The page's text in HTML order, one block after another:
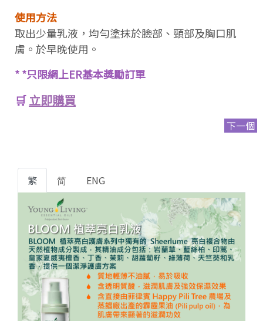
使用方法
取出少量乳液，均勻塗抹於臉部、頸部及胸口肌
膚。於早晚使用。
* *只限網上ER基本獎勵訂單
🛒立即購買
下一個
繁 简 ENG